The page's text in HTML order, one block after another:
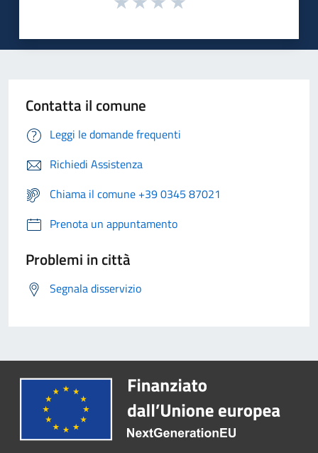
Contatta il comune
Leggi le domande frequenti
Richiedi Assistenza
Chiama il comune +39 0345 87021
Prenota un appuntamento
Problemi in città
Segnala disservizio